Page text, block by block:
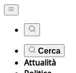
Cerca
Attualità